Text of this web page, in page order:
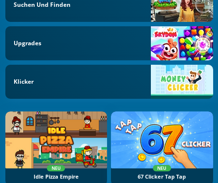
Suchen Und Finden
Upgrades
Klicker
NEU
Idle Pizza Empire
NEU
67 Clicker Tap Tap